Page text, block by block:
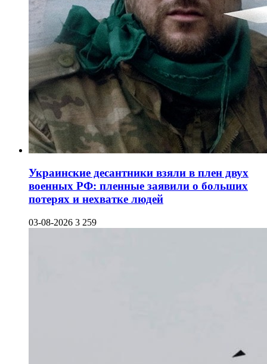
Украинские десантники взяли в плен двух
военных РФ: пленные заявили о больших
потерях и нехватке людей
03-08-2026 3 259